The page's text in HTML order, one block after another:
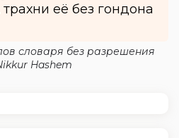
её без гондона
словаря без разрешения
Hashem